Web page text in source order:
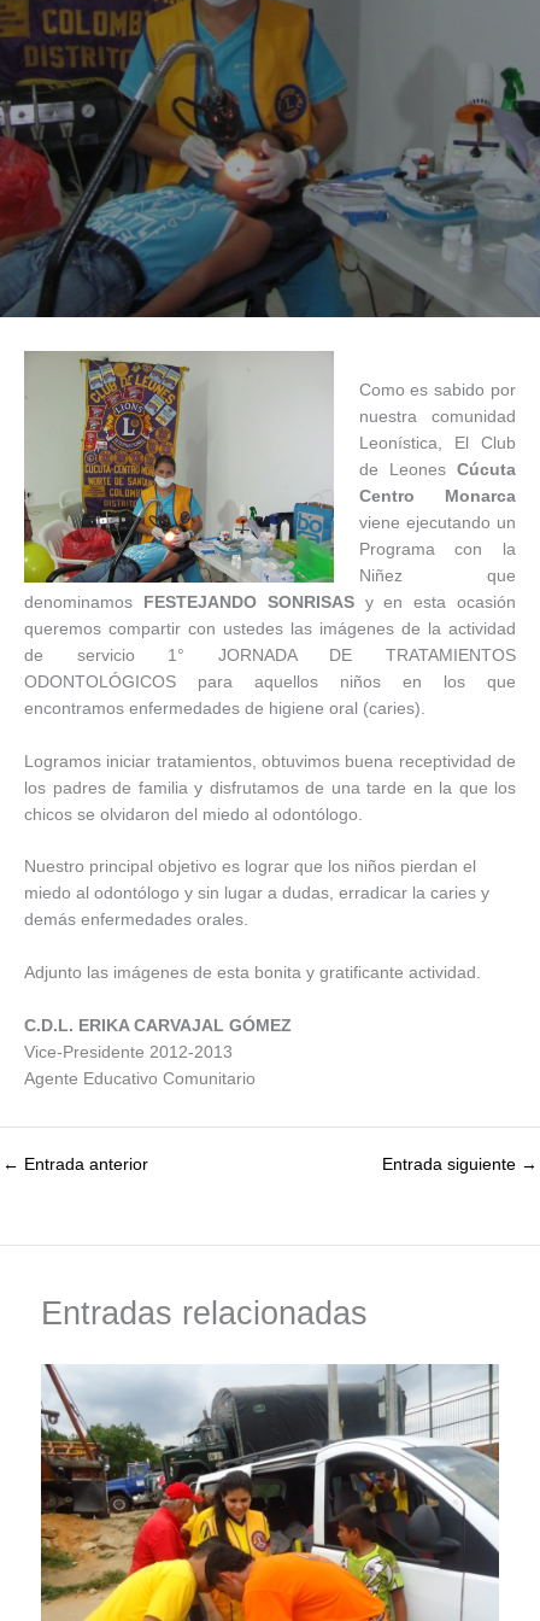
Como es sabido por
nuestra comunidad
Leonística, El Club
de Leones Cúcuta
Centro Monarca
viene ejecutando un
Programa con la
Niñez que
denominamos FESTEJANDO SONRISASy en esta ocasión
queremos compartir con ustedes las imágenes de la actividad
de servicio 1° JORNADA DE TRATAMIENTOS
ODONTOLÓGICOS para aquellos niños en los que
encontramos enfermedades de higiene oral (caries).
Logramos iniciar tratamientos, obtuvimos buena receptividad de
los padres de familia y disfrutamos de una tarde en la que los
chicos se olvidaron del miedo al odontólogo.
Nuestro principal objetivo es lograr que los niños pierdan el
miedo al odontólogo y sin lugar a dudas, erradicar la caries y
demás enfermedades orales.
Adjunto las imágenes de esta bonita y gratificante actividad.
C.D.L. ERIKA CARVAJAL GÓMEZ
Vice-Presidente 2012-2013
Agente Educativo Comunitario
← Entrada anterior Entrada siguiente →
Entradas relacionadas